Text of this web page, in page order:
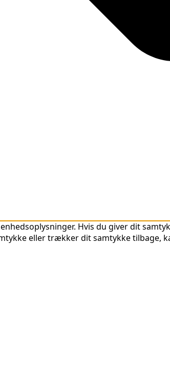
Hvis du giver dit
eller trækker dit samtykke tilbage,